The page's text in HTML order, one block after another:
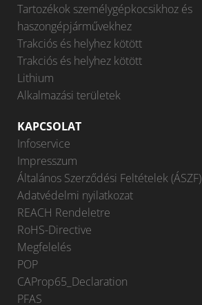
Tartozékok személygépkocsikhoz és
haszongépjárművekhez
Trakciós és helyhez kötött
Trakciós és helyhez kötött
Lithium
Alkalmazási területek
KAPCSOLAT
Infoservice
Impresszum
Általános Szerződési Feltételek (ÁSZF)
Adatvédelmi nyilatkozat
REACH Rendeletre
RoHS-Directive
Megfelelés
POP
CAProp65_Declaration
PFAS